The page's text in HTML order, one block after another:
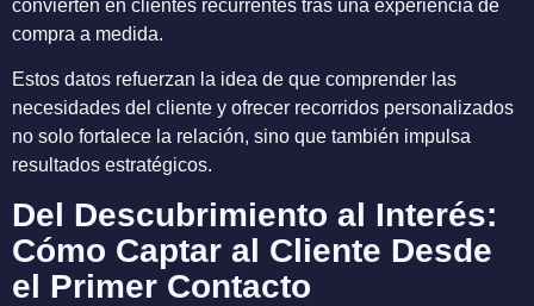
convierten en clientes recurrentes tras una experiencia de
compra a medida.
Estos datos refuerzan la idea de que comprender las
necesidades del cliente y ofrecer recorridos personalizados
no solo fortalece la relación, sino que también impulsa
resultados estratégicos.
Del Descubrimiento al Interés:
Cómo Captar al Cliente Desde
el Primer Contacto